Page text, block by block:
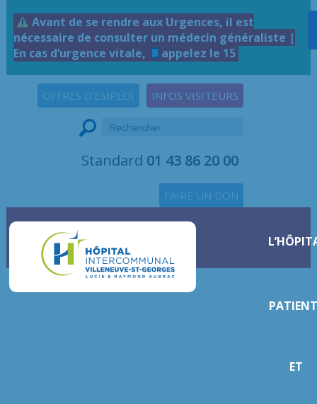
Avant de se rendre aux Urgences, il est
nécessaire de consulter un médecin généraliste |
En cas d’urgence vitale,
appelez le 15
INFOS VISITEURS
OFFRES D'EMPLOI
Standard 01 43 86 20 00
FAIRE UN DON
ET